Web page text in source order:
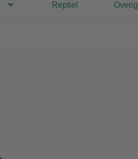
Reptiel Overig